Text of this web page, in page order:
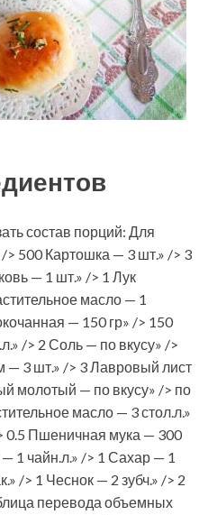
состав порций: Для
500 Картошка — 3 шт.» /> 3
— 1 шт.» /> 1 Лук
масло — 1
— 150 гр» /> 150
/> 2 Соль — по вкусу» />
— 3 шт.» /> 3 Лавровый лист
молотый — по вкусу» /> по
масло — 3 стол.л.»
0.5 Пшеничная мука — 300
1 чайн.л.» /> 1 Сахар — 1
/> 1 Чеснок — 2 зубч.» /> 2
перевода объемных